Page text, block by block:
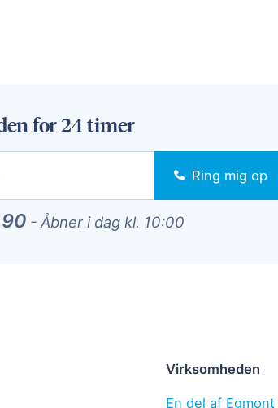
for 24 timer
Ring mig op
- Åbner i dag kl. 10:00
Virksomheden
En del af Egmont